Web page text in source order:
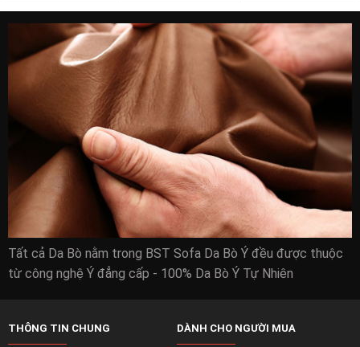
Tất cả Da Bò nằm trong BST Sofa Da Bò Ý đều được thuộc
từ công nghệ Ý đẳng cấp - 100% Da Bò Ý Tự Nhiên
THÔNG TIN CHUNG DÀNH CHO NGƯỜI MUA